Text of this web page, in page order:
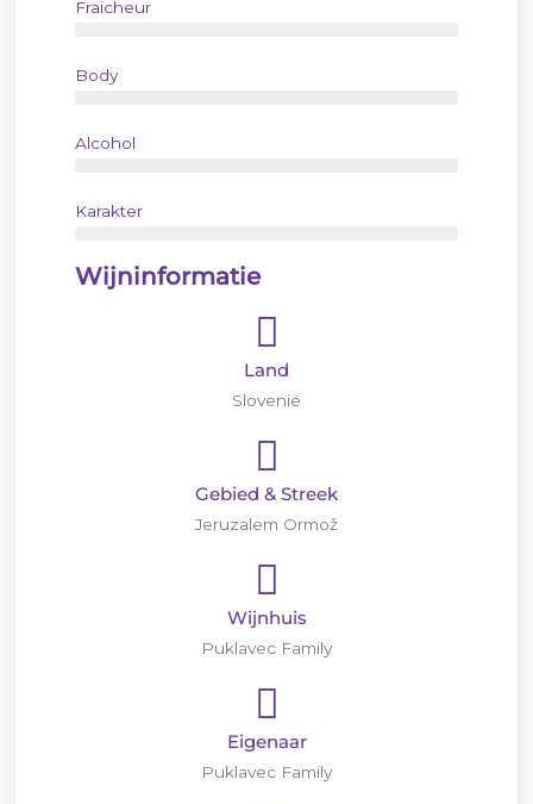
Fraicheur
Body
Alcohol
Karakter
Wijninformatie
Land
Slovenië
Gebied & Streek
Jeruzalem Ormož
Wijnhuis
Puklavec Family
Eigenaar
Puklavec Family